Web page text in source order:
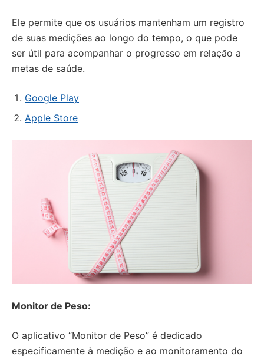
Ele permite que os usuários mantenham um registro
de suas medições ao longo do tempo, o que pode
ser útil para acompanhar o progresso em relação a
metas de saúde.
Google Play
Apple Store
Monitor de Peso:
O aplicativo “Monitor de Peso” é dedicado
especificamente à medição e ao monitoramento do